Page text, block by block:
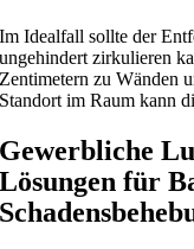
Im Idealfall sollte der
ungehindert zirkulieren
Zentimetern zu Wänden
Standort im Raum kann
Gewerbliche
Lösungen für